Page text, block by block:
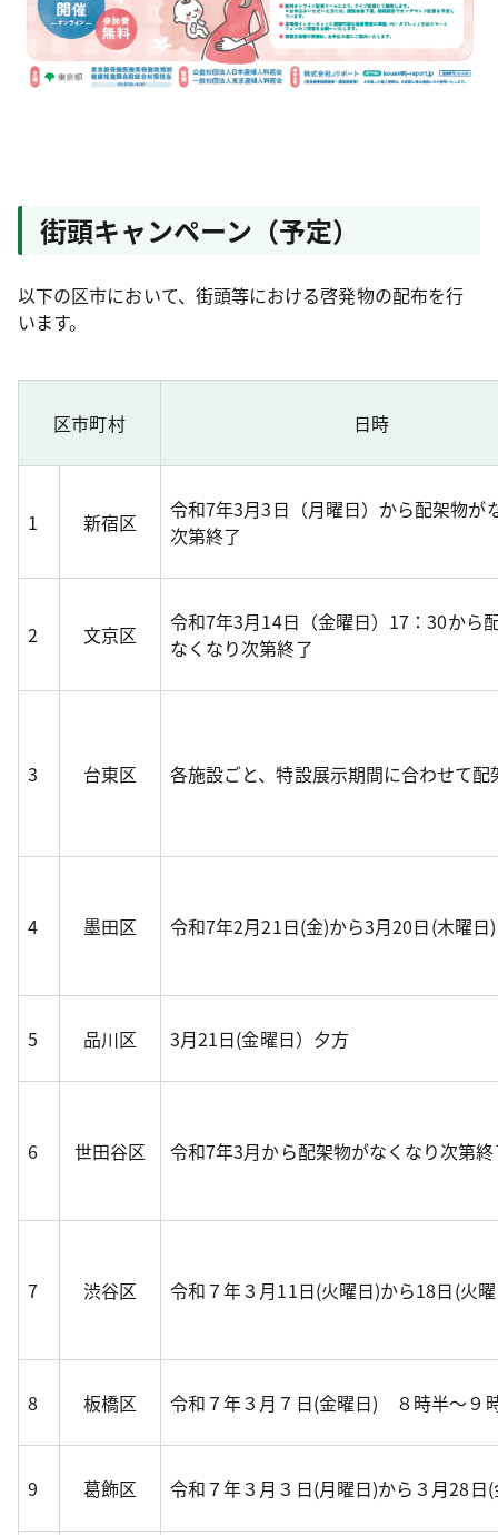
街頭キャンペーン（予定）
以下の区市において、街頭等における啓発物の配布を行
います。
区市町村 日時
1 新宿区
令和7年3月3日（月曜日）から配架物が
次第終了
2 文京区
令和7年3月14日（金曜日）17：30から
なくなり次第終了
3 台東区 各施設ごと、特設展示期間に合わせて配
4 墨田区 令和7年2月21日(金)から3月20日(木曜日)
5 品川区 3月21日(金曜日）夕方
6 世田谷区 令和7年3月から配架物がなくなり次第
7 渋谷区 令和７年３月11日(火曜日)から18日(火
8 板橋区 令和７年３月７日(金曜日) ８時半～９
9 葛飾区 令和７年３月３日(月曜日)から３月28日